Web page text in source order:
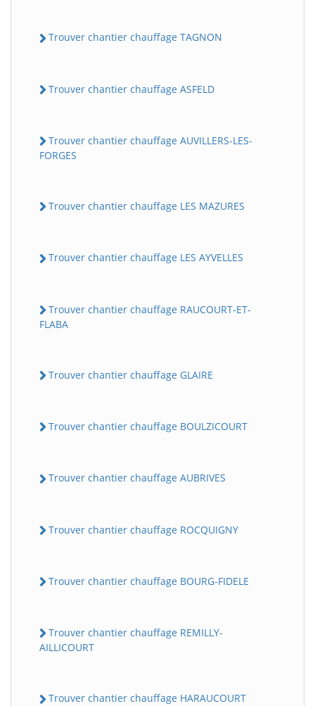
Trouver chantier chauffage TAGNON
Trouver chantier chauffage ASFELD
Trouver chantier chauffage AUVILLERS-LES-
FORGES
Trouver chantier chauffage LES MAZURES
Trouver chantier chauffage LES AYVELLES
Trouver chantier chauffage RAUCOURT-ET-
FLABA
Trouver chantier chauffage GLAIRE
Trouver chantier chauffage BOULZICOURT
Trouver chantier chauffage AUBRIVES
Trouver chantier chauffage ROCQUIGNY
Trouver chantier chauffage BOURG-FIDELE
Trouver chantier chauffage REMILLY-
AILLICOURT
Trouver chantier chauffage HARAUCOURT